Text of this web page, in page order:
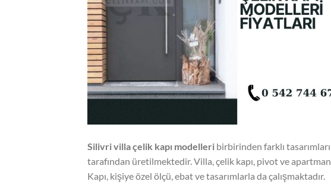
Silivri villa çelik kapı modelleri birbirinden farklı
tarafından üretilmektedir. Villa, çelik kapı, pivot ve
Kapı, kişiye özel ölçü, ebat ve tasarımlarla da çalışmaktadır.